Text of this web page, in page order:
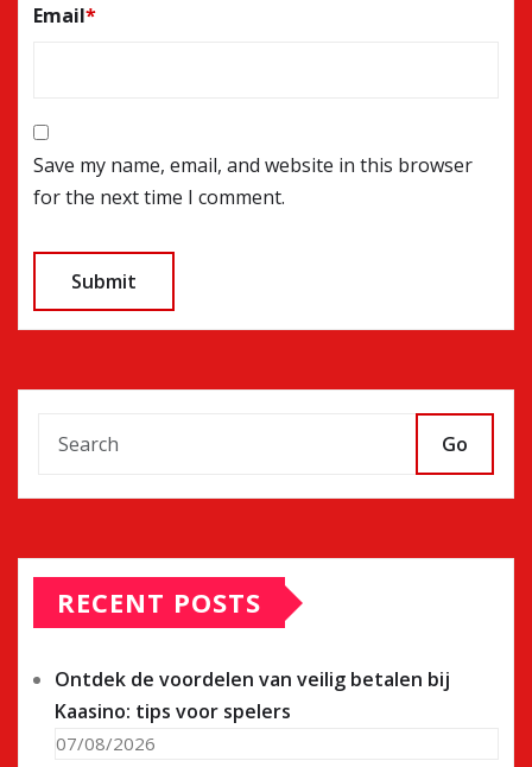
Email*
Save my name, email, and website in this browser
for the next time I comment.
Go
RECENT POSTS
Ontdek de voordelen van veilig betalen bij
Kaasino: tips voor spelers
07/08/2026